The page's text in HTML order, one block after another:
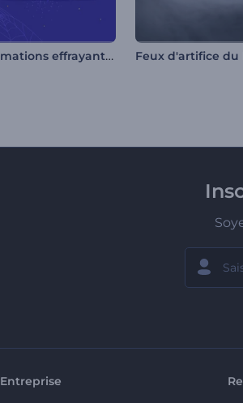
Animations effrayantes d'Halloween
Entreprise